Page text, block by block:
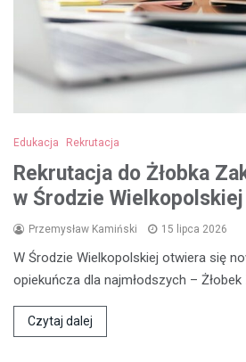
Edukacja Rekrutacja
Rekrutacja do Żłobka
w Środzie Wielkopolskiej
Przemysław Kamiński 15 lipca 2026
W Środzie Wielkopolskiej otwiera się
opiekuńcza dla najmłodszych –
Czytaj dalej